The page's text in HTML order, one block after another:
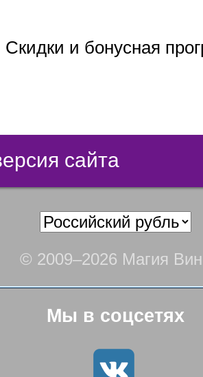
Скидки и бонусная
сайта
© 2009–2026 Магия
Мы в соцсетях